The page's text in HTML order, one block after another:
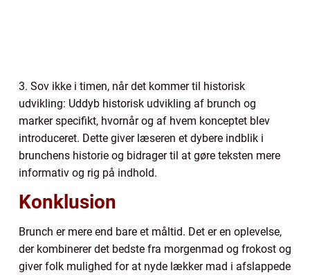
3. Sov ikke i timen, når det kommer til historisk
udvikling: Uddyb historisk udvikling af brunch og
marker specifikt, hvornår og af hvem konceptet blev
introduceret. Dette giver læseren et dybere indblik i
brunchens historie og bidrager til at gøre teksten mere
informativ og rig på indhold.
Konklusion
Brunch er mere end bare et måltid. Det er en oplevelse,
der kombinerer det bedste fra morgenmad og frokost og
giver folk mulighed for at nyde lækker mad i afslappede